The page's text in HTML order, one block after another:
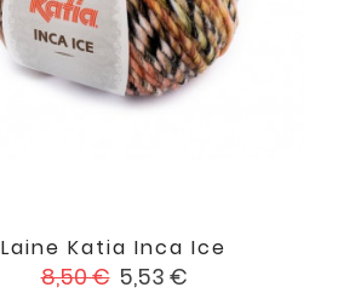
Laine Katia Inca Ice
Prix
8,50 € Prix
5,53 €
 favorite